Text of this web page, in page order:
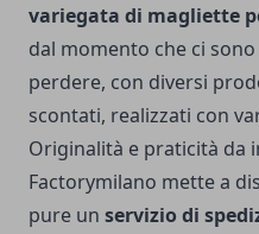
variegata di magliette
dal momento che ci
perdere, con diversi
scontati, realizzati con
Originalità e praticità da
Factorymilano mette a
pure un servizio di